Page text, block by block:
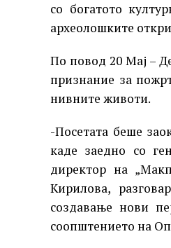
со богатото
археолошките
По повод 20 Мај –
признание за
нивните животи.
-Посетата беше
каде заедно со
директор на
Кирилова,
создавање нови
соопштението на